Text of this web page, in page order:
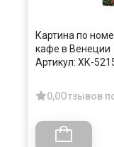
Картина по
кафе в Венеции
Артикул: ХК-
0,0Отзывов